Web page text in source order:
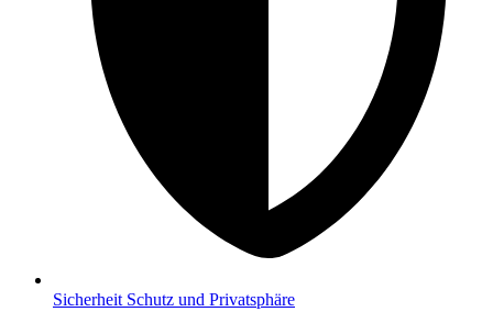
Sicherheit Schutz und Privatsphäre